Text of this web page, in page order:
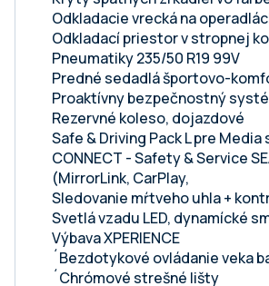
Odkladacie vrecká na
Odkladací priestor v stropnej
Pneumatiky 235/50 R19 99V
Predné sedadlá športovo-
Proaktívny bezpečnostný
Rezervné koleso, dojazdové
Safe & Driving Pack L pre Media
CONNECT - Safety & Service
(MirrorLink, CarPlay,
Sledovanie mŕtveho uhla +
Svetlá vzadu LED, dynamícké
Výbava XPERIENCE
´Bezdotykové ovládanie veka
´Chrómové strešné lišty